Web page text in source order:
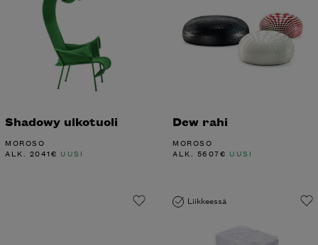
Shadowy ulkotuoli
MOROSO
ALK. 2041€ UUSI
Dew rahi
MOROSO
ALK. 5607€ UUSI
Liikkeessä